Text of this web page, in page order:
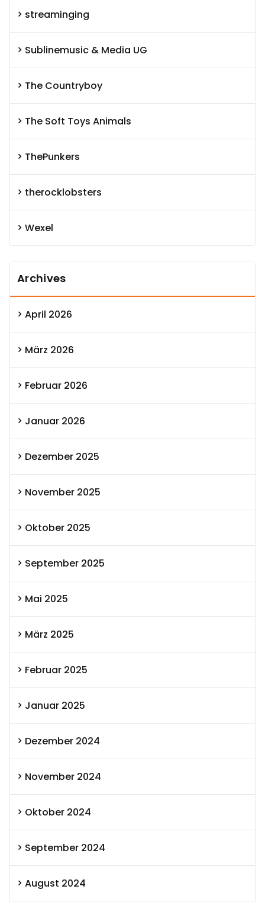
streaminging
Sublinemusic & Media UG
The Countryboy
The Soft Toys Animals
ThePunkers
therocklobsters
Wexel
Archives
April 2026
März 2026
Februar 2026
Januar 2026
Dezember 2025
November 2025
Oktober 2025
September 2025
Mai 2025
März 2025
Februar 2025
Januar 2025
Dezember 2024
November 2024
Oktober 2024
September 2024
August 2024